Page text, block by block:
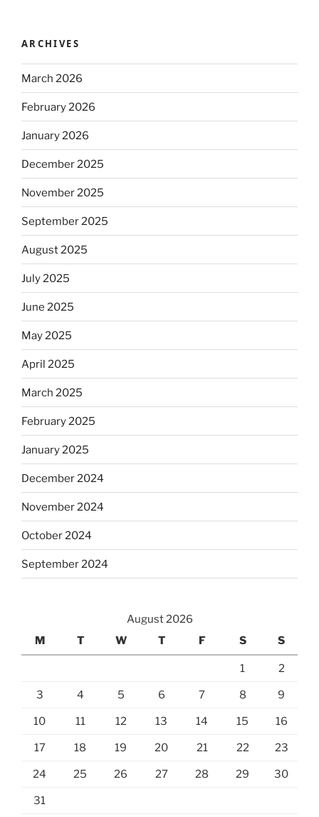
ARCHIVES
March 2026
February 2026
January 2026
December 2025
November 2025
September 2025
August 2025
July 2025
June 2025
May 2025
April 2025
March 2025
February 2025
January 2025
December 2024
November 2024
October 2024
September 2024
August 2026
M
T W T F S S
1 2
3 4 5 6 7 8 9
10 11 12 13 14 15 16
17 18 19 20 21 22 23
24 25 26 27 28 29 30
31